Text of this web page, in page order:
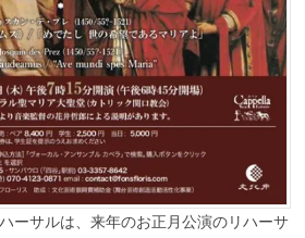
ーサルは、来年のお正月公演のリハーサ